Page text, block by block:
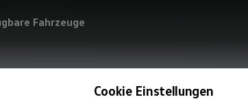
Fahrzeuge
Cookie Einstellungen